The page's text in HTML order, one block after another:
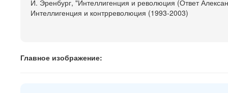
И. Эренбург, "Интеллигенция и революция (Ответ
Интеллигенция и контрреволюция (1993-2003)
Главное изображение: